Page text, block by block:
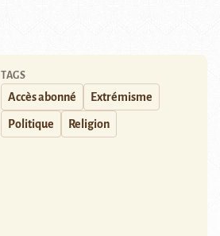
TAGS
Accès abonné Extrémisme
Politique Religion